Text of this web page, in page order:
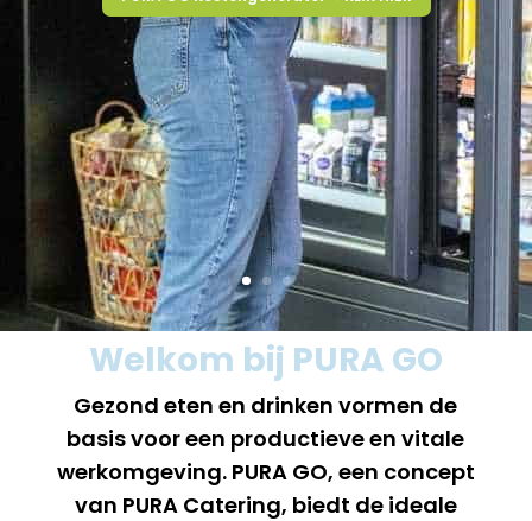
Welkom bij PURA GO
Gezond eten en drinken vormen de
basis voor een productieve en vitale
werkomgeving. PURA GO, een concept
van PURA Catering, biedt de ideale